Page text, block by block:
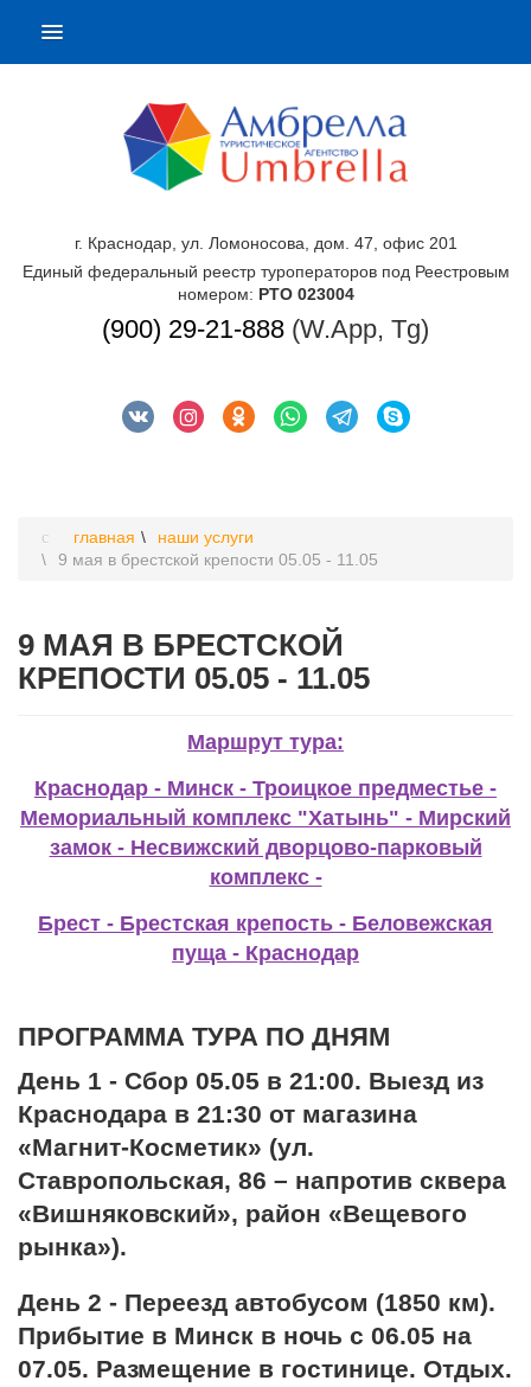
г. Краснодар, ул. Ломоносова, дом. 47, офис 201
Единый федеральный реестр туроператоров под Реестровым
номером: РТО 023004
(900) 29-21-888 (W.App, Tg)
главная
наши услуги
9 мая в брестской крепости 05.05 - 11.05
9 МАЯ В БРЕСТСКОЙ
КРЕПОСТИ 05.05 - 11.05
Маршрут тура:
Краснодар - Минск - Троицкое предместье -
Мемориальный комплекс "Хатынь" - Мирский
замок - Несвижский дворцово-парковый
комплекс -
Брест - Брестская крепость - Беловежская
пуща - Краснодар
ПРОГРАММА ТУРА ПО ДНЯМ
День 1 - Сбор 05.05 в 21:00. Выезд из
Краснодара в 21:30 от магазина
«Магнит-Косметик» (ул.
Ставропольская, 86 – напротив сквера
«Вишняковский», район «Вещевого
рынка»).
День 2 - Переезд автобусом (1850 км).
Прибытие в Минск в ночь с 06.05 на
07.05. Размещение в гостинице. Отдых.